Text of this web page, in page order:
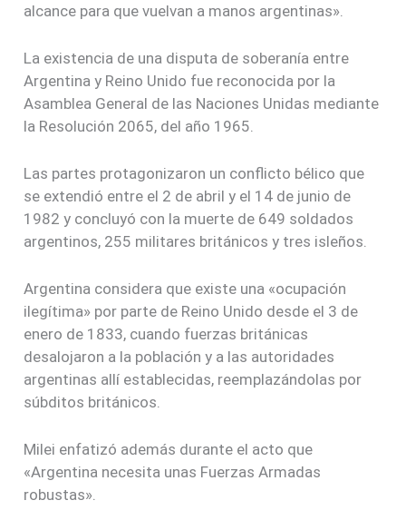
alcance para que vuelvan a manos argentinas».
La existencia de una disputa de soberanía entre
Argentina y Reino Unido fue reconocida por la
Asamblea General de las Naciones Unidas mediante
la Resolución 2065, del año 1965.
Las partes protagonizaron un conflicto bélico que
se extendió entre el 2 de abril y el 14 de junio de
1982 y concluyó con la muerte de 649 soldados
argentinos, 255 militares británicos y tres isleños.
Argentina considera que existe una «ocupación
ilegítima» por parte de Reino Unido desde el 3 de
enero de 1833, cuando fuerzas británicas
desalojaron a la población y a las autoridades
argentinas allí establecidas, reemplazándolas por
súbditos británicos.
Milei enfatizó además durante el acto que
«Argentina necesita unas Fuerzas Armadas
robustas».